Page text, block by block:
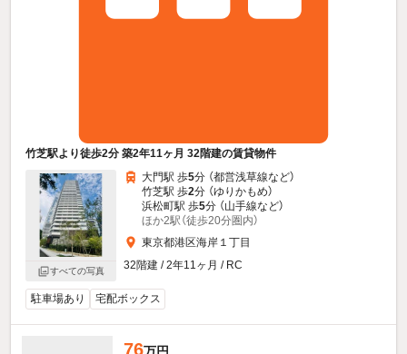
竹芝駅より徒歩2分 築2年11ヶ月 32階建の賃貸物件
すべての写真
大門駅 歩5分 （都営浅草線など）
竹芝駅 歩2分 （ゆりかもめ）
浜松町駅 歩5分 （山手線など）
ほか2駅（徒歩20分圏内）
東京都港区海岸１丁目
32階建 / 2年11ヶ月 / RC
駐車場あり 宅配ボックス
76